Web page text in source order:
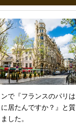
で『フランスのパリは
居たんですか？』と質
した。